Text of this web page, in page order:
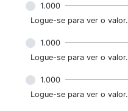
1.000
Logue-se para ver o valor.
1.000
Logue-se para ver o valor.
1.000
Logue-se para ver o valor.